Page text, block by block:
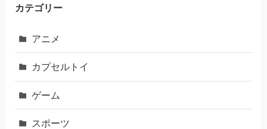
カテゴリー
アニメ
カプセルトイ
ゲーム
スポーツ